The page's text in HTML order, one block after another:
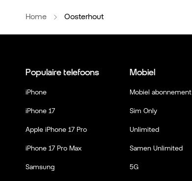
Home Oosterhout
Populaire telefoons
iPhone
iPhone 17
Apple iPhone 17 Pro
iPhone 17 Pro Max
Samsung
Mobiel
Mobiel abonnement
Sim Only
Unlimited
Samen Unlimited
5G